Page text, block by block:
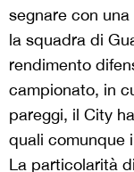
segnare con
la squadra di
rendimento
campionato, in
pareggi, il City
quali comunque
La particolarità